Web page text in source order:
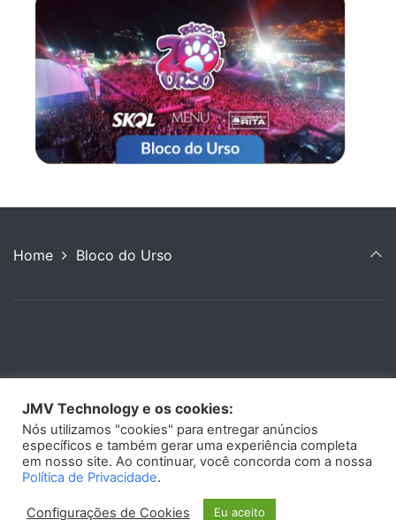
Home Bloco do Urso
© 2022 JMV Technology - ASN 271437 | Registro
ANCINE nº 48259 | Sobre Nós|Termos e
condições|Política de Privacidade
Campinas - São Paulo
JMV Technology e os cookies:
Nós utilizamos "cookies" para entregar anúncios
específicos e também gerar uma experiência completa
em nosso site. Ao continuar, você concorda com a nossa
Política de Privacidade.
Configurações de Cookies Eu aceito